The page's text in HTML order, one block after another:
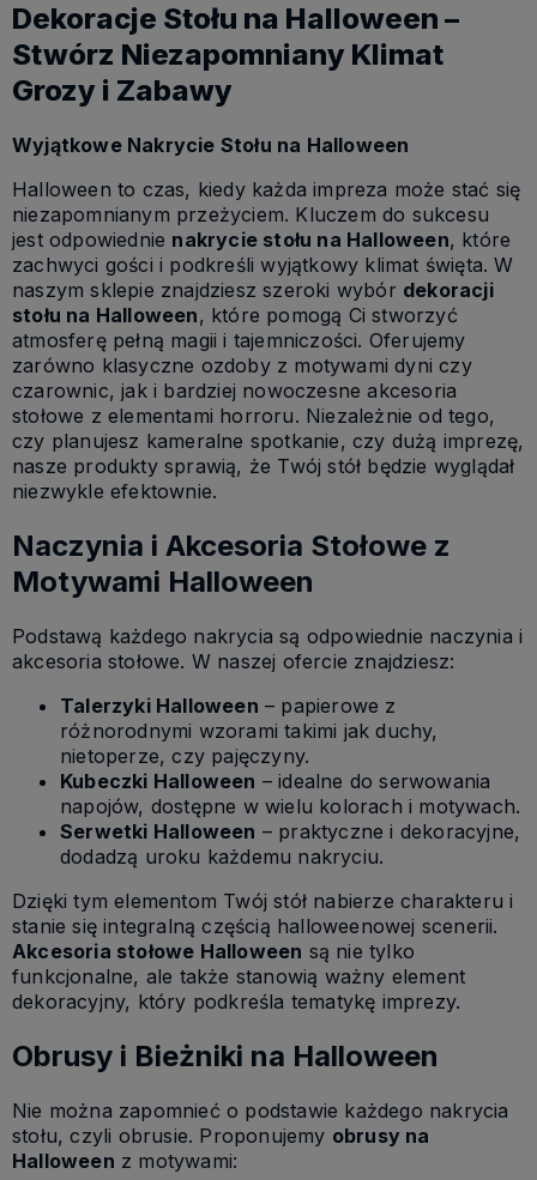
Dekoracje Stołu na Halloween –
Stwórz Niezapomniany Klimat
Grozy i Zabawy
Wyjątkowe Nakrycie Stołu na Halloween
Halloween to czas, kiedy każda impreza może stać się
niezapomnianym przeżyciem. Kluczem do sukcesu
jest odpowiednie nakrycie stołu na Halloween, które
zachwyci gości i podkreśli wyjątkowy klimat święta. W
naszym sklepie znajdziesz szeroki wybór dekoracji
stołu na Halloween, które pomogą Ci stworzyć
atmosferę pełną magii i tajemniczości. Oferujemy
zarówno klasyczne ozdoby z motywami dyni czy
czarownic, jak i bardziej nowoczesne akcesoria
stołowe z elementami horroru. Niezależnie od tego,
czy planujesz kameralne spotkanie, czy dużą imprezę,
nasze produkty sprawią, że Twój stół będzie wyglądał
niezwykle efektownie.
Naczynia i Akcesoria Stołowe z
Motywami Halloween
Podstawą każdego nakrycia są odpowiednie naczynia i
akcesoria stołowe. W naszej ofercie znajdziesz:
Talerzyki Halloween – papierowe z
różnorodnymi wzorami takimi jak duchy,
nietoperze, czy pajęczyny.
Kubeczki Halloween – idealne do serwowania
napojów, dostępne w wielu kolorach i motywach.
Serwetki Halloween – praktyczne i dekoracyjne,
dodadzą uroku każdemu nakryciu.
Dzięki tym elementom Twój stół nabierze charakteru i
stanie się integralną częścią halloweenowej scenerii.
Akcesoria stołowe Halloween są nie tylko
funkcjonalne, ale także stanowią ważny element
dekoracyjny, który podkreśla tematykę imprezy.
Obrusy i Bieżniki na Halloween
Nie można zapomnieć o podstawie każdego nakrycia
stołu, czyli obrusie. Proponujemy obrusy na
Halloween z motywami: